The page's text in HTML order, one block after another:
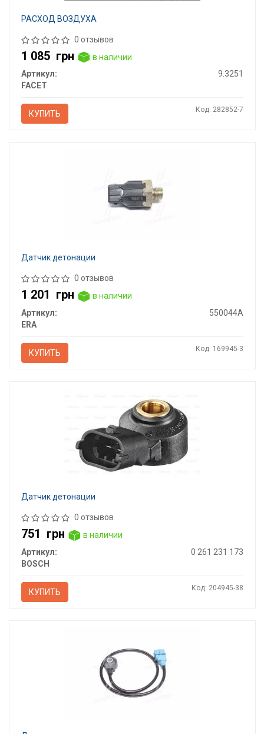
РАСХОД ВОЗДУХА
0 отзывов
1 085 грн
в наличии
Артикул:
9.3251
FACET
КУПИТЬ Код: 282852-7
Датчик детонации
0 отзывов
1 201 грн
в наличии
Артикул:
550044A
ERA
КУПИТЬ Код: 169945-3
Датчик детонации
0 отзывов
751 грн
в наличии
Артикул:
0 261 231 173
BOSCH
КУПИТЬ Код: 204945-38